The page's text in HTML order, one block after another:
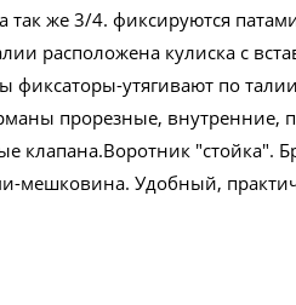
же 3/4. фиксируются
расположена кулиска с
фиксаторы-утягивают по
прорезные, внутренние,
клапана.Воротник "стойка".
мешковина. Удобный,